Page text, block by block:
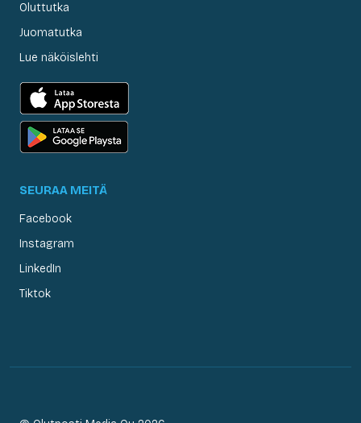
Oluttutka
Juomatutka
Lue näköislehti
SEURAA MEITÄ
Facebook
Instagram
LinkedIn
Tiktok